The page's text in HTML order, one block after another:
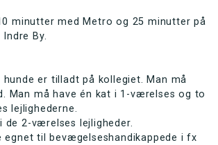
minutter med Metro og 25 minutter på
By.
hunde er tilladt på kollegiet. Man må
Man må have én kat i 1-værelses og to
lejlighederne.
de 2-værelses lejligheder.
egnet til bevægelseshandikappede i fx